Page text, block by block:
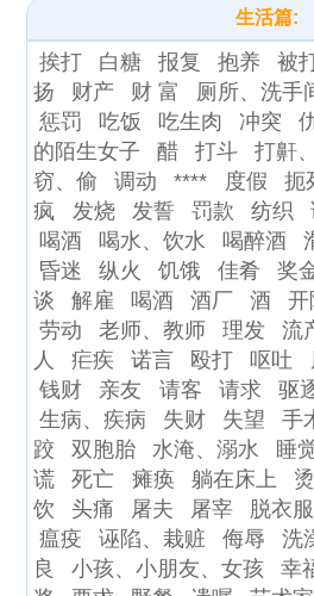
生活篇:
挨打 白糖 报复 抱养 被
扬
财产 财 富 厕所、洗手
惩罚
吃饭 吃生肉 冲突
的陌生女子
醋 打斗 打鼾
窃、偷
调动 **** 度假 扼
疯
发烧 发誓 罚款 纺织
喝酒
喝水、饮水 喝醉酒
昏迷
纵火 饥饿 佳肴 奖
谈
解雇 喝酒 酒厂 酒 开
劳动
老师、教师 理发 流
人
疟疾 诺言 殴打 呕吐
钱财
亲友 请客 请求 驱
生病、疾病
失财 失望 手
跤
双胞胎 水淹、溺水 睡
谎
死亡 瘫痪 躺在床上
饮
头痛 屠夫 屠宰 脱衣服
瘟疫
诬陷、栽赃 侮辱 洗
良
小孩、小朋友、女孩 幸